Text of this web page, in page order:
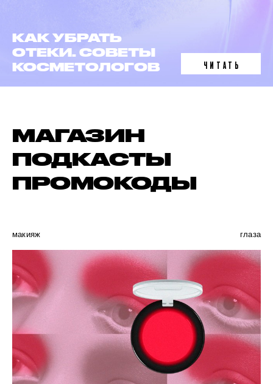
ЛАЗЕРНАЯ
ЭПИЛЯЦИЯ
В 6 ФАКТАХ
ЧИТАТЬ
МАГАЗИН
ПОДКАСТЫ
ПРОМОКОДЫ
макияж глаза